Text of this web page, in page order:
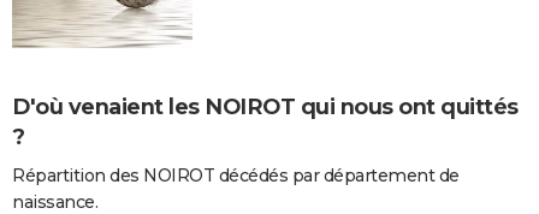
D'où venaient les NOIROT qui nous ont quittés
?
Répartition des NOIROT décédés par département de
naissance.